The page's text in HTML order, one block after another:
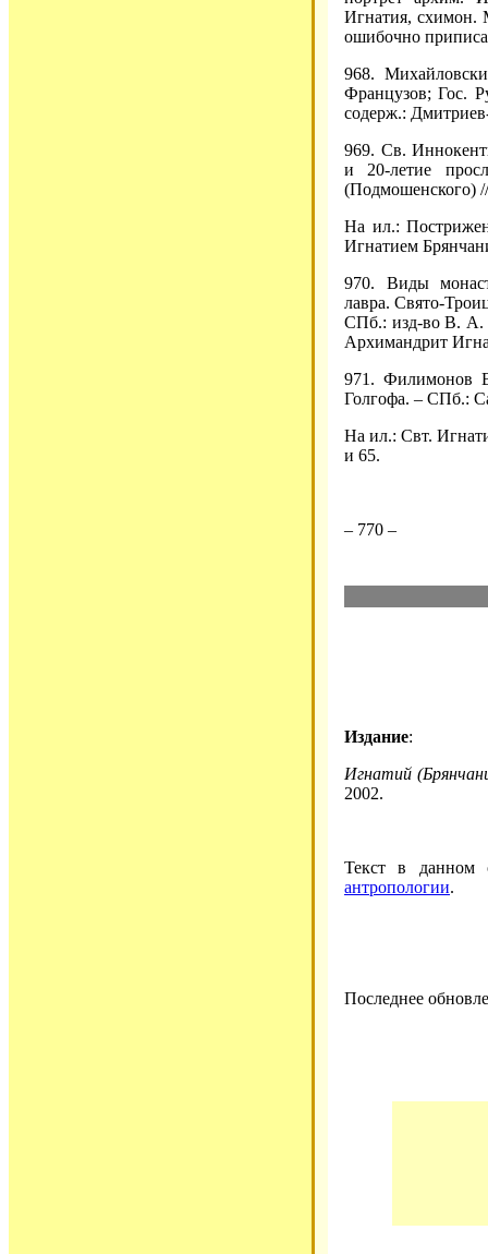
Игнатия, схимон.
ошибочно
968.
Французов; Гос.
содерж.:
969. Св.
и 20-летие
(Подмошенского)
На ил.:
Игнатием
970. Виды
лавра. Свято-
СПб.: изд-во В. А.
Архимандрит
971. Филимонов
Голгофа. – СПб.:
На ил.: Свт.
и 65.
– 770 –
Издание:
Игнатий
2002.
Текст в
антропологии.
Последнее